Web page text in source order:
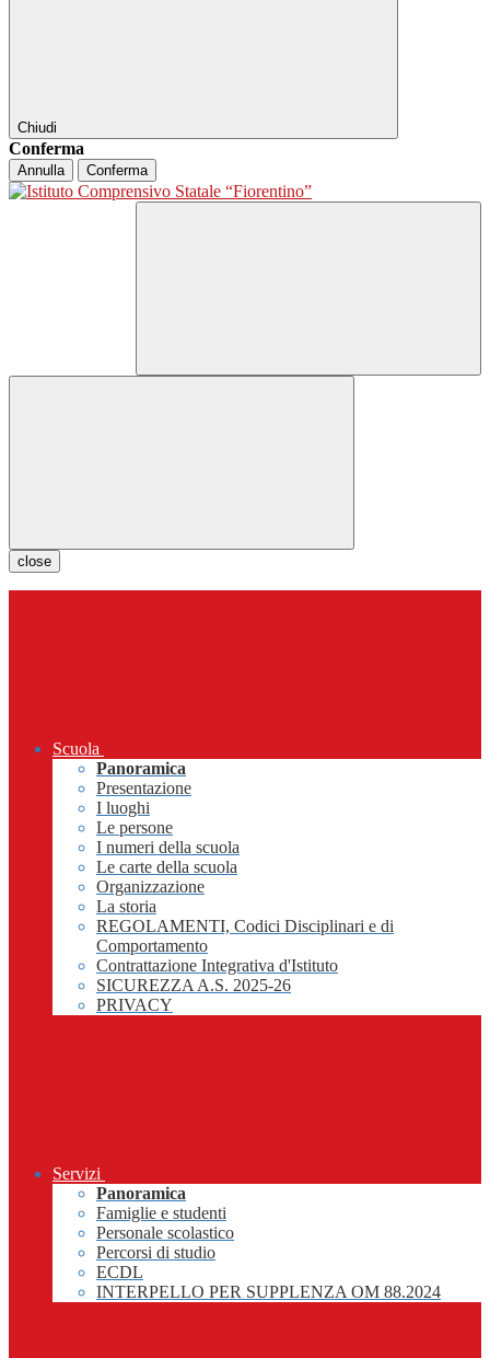
Chiudi
Conferma
Annulla Conferma
close
Scuola
Panoramica
Presentazione
I luoghi
Le persone
I numeri della scuola
Le carte della scuola
Organizzazione
La storia
REGOLAMENTI, Codici Disciplinari e di
Comportamento
Contrattazione Integrativa d'Istituto
SICUREZZA A.S. 2025-26
PRIVACY
Servizi
Panoramica
Famiglie e studenti
Personale scolastico
Percorsi di studio
ECDL
INTERPELLO PER SUPPLENZA OM 88.2024